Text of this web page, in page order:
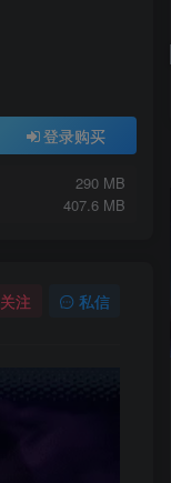
登录购买
290 MB
407.6 MB
关注 私信